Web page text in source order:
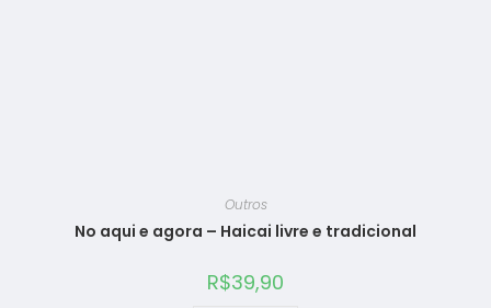
Outros
No aqui e agora – Haicai livre e tradicional
R$39,90